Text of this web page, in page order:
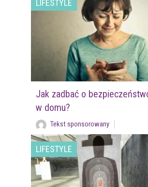
LIFESTYLE
Jak zadbać o
w domu?
Tekst sponsorowany
LIFESTYLE